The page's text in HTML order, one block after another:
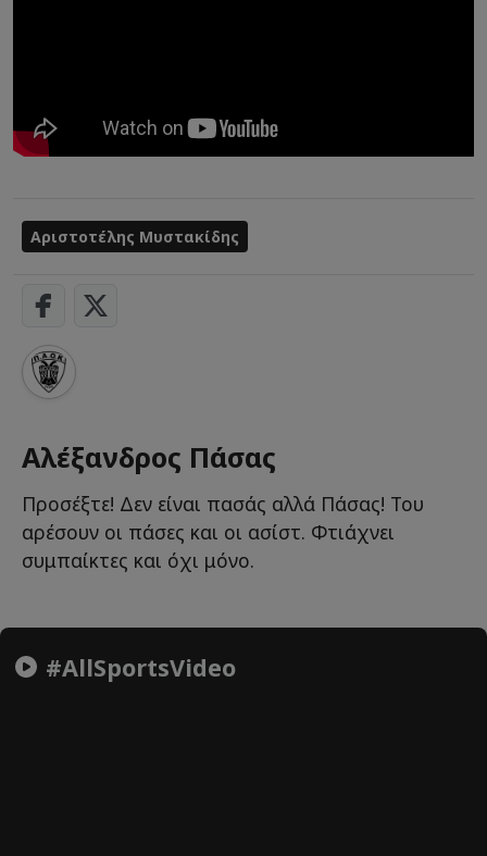
Αριστοτέλης Μυστακίδης
Αλέξανδρος Πάσας
Προσέξτε! Δεν είναι πασάς αλλά Πάσας! Του
αρέσουν οι πάσες και οι ασίστ. Φτιάχνει
συμπαίκτες και όχι μόνο.
#AllSportsVideo